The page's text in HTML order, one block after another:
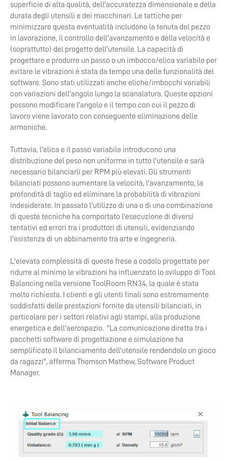
superficie di alta qualità, dell'accuratezza dimensionale e della
durata degli utensili e dei macchinari. Le tattiche per
minimizzare questa eventualità includono la tenuta del pezzo
in lavorazione, il controllo dell'avanzamento e della velocità e
(soprattutto) del progetto dell'utensile. La capacità di
progettare e produrre un passo o un imbocco/elica variabile per
evitare le vibrazioni è stata da tempo una delle funzionalità del
software. Sono stati utilizzati anche eliche/imbocchi variabili
con variazioni dell'angolo lungo la scanalatura. Queste opzioni
possono modificare l'angolo e il tempo con cui il pezzo di
lavoro viene lavorato con conseguente eliminazione delle
armoniche.
Tuttavia, l'elica e il passo variabile introducono una
distribuzione del peso non uniforme in tutto l'utensile e sarà
necessario bilanciarli per RPM più elevati. Gli strumenti
bilanciati possono aumentare la velocità, l'avanzamento, la
profondità di taglio ed eliminare la probabilità di vibrazioni
indesiderate. In passato l'utilizzo di una o di una combinazione
di queste tecniche ha comportato l'esecuzione di diversi
tentativi ed errori tra i produttori di utensili, evidenziando
l'esistenza di un abbinamento tra arte e ingegneria.
L'elevata complessità di queste frese a codolo progettate per
ridurre al minimo le vibrazioni ha influenzato lo sviluppo di Tool
Balancing nella versione ToolRoom RN34, la quale è stata
molto richiesta. I clienti e gli utenti finali sono estremamente
soddisfatti delle prestazioni fornite da utensili bilanciati, in
particolare per i settori relativi agli stampi, alla produzione
energetica e dell'aerospazio. "La comunicazione diretta tra i
pacchetti software di progettazione e simulazione ha
semplificato il bilanciamento dell'utensile rendendolo un gioco
da ragazzi", afferma Thomson Mathew, Software Product
Manager.